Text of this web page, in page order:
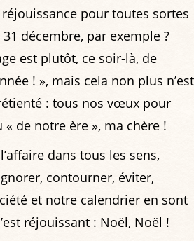
réjouissance pour toutes sortes
décembre, par exemple ?
est plutôt, ce soir-là, de
! », mais cela non plus n’est
: tous nos vœux pour
de notre ère », ma chère !
dans tous les sens,
contourner, éviter,
et notre calendrier en sont
réjouissant : Noël, Noël !